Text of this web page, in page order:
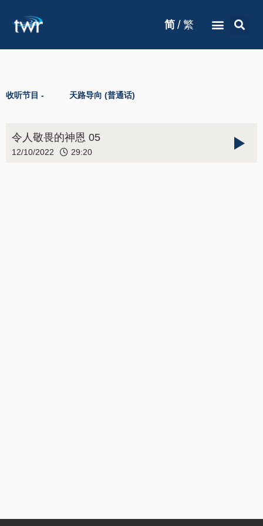
简 / 繁
收听节目 - 天路导向 (普通话)
令人敬畏的神恩 05
12/10/2022 29:20